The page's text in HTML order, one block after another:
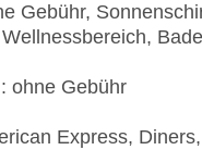
Gebühr,
ohne Gebühr
Express,